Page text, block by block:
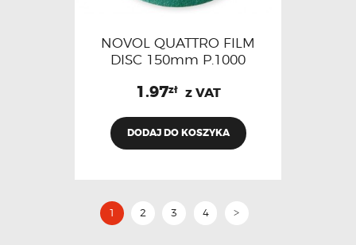
NOVOL QUATTRO FILM
DISC 150mm P.1000
1.97zł z VAT
DODAJ DO KOSZYKA
1 2 3 4 >